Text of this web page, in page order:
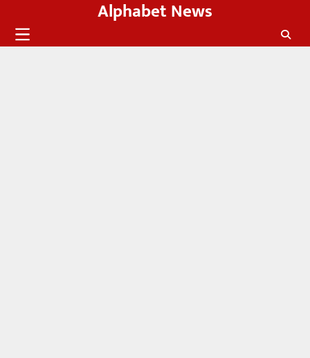
content
Alphabet News